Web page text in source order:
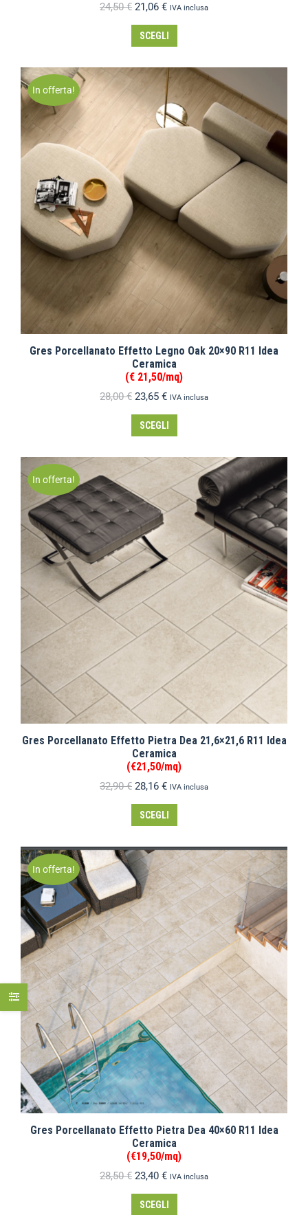
24,50€ 21,06 € IVA inclusa
SCEGLI
In offerta!
Gres Porcellanato Effetto Legno Oak 20×90 R11 Idea
Ceramica
(€ 21,50/mq)
28,00€ 23,65 € IVA inclusa
SCEGLI
In offerta!
Gres Porcellanato Effetto Pietra Dea 21,6×21,6 R11 Idea
Ceramica
(€21,50/mq)
32,90€ 28,16 € IVA inclusa
SCEGLI
In offerta!
Gres Porcellanato Effetto Pietra Dea 40×60 R11 Idea
Ceramica
(€19,50/mq)
28,50€ 23,40 € IVA inclusa
SCEGLI